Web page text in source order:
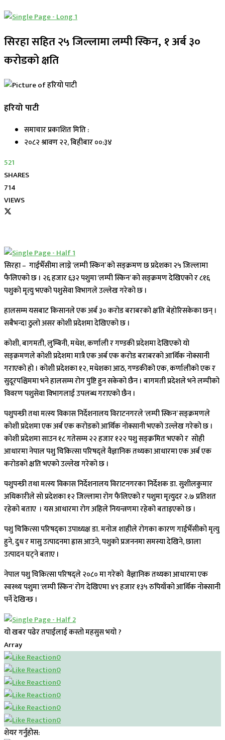
सिरहा सहित २५ जिल्लामा लम्पी स्किन, १ अर्ब ३०
करोडको क्षति
हरियो पाटी
समाचार प्रकाशित मिति :
२०८२ श्रावण २२, बिहीबार ००:३४
521
SHARES
714
VIEWS
सिरहा – गाईभैँसीमा लाग्ने ‘लम्पी स्किन’ को सङ्क्रमण छ प्रदेशका २५ जिल्लामा
फैलिएको छ । २६ हजार ६३२ पशुमा ‘लम्पी स्किन’ को सङ्क्रमण देखिएको र ८१६
पशुको मृत्यु भएको पशुसेवा विभागले उल्लेख गरेको छ ।
हालसम्म यसबाट किसानले एक अर्ब ३० करोड बराबरको क्षति बेहोरिसकेका छन् ।
सबैभन्दा ठुलो असर कोशी प्रदेशमा देखिएको छ ।
कोशी, बागमती, लुम्बिनी, मधेश, कर्णाली र गण्डकी प्रदेशमा देखिएको यो
सङ्क्रमणले कोशी प्रदेशमा मात्रै एक अर्ब एक करोड बराबरको आर्थिक नोक्सानी
गराएको हो । कोशी प्रदेशका १२, मधेशका आठ, गण्डकीको एक, कर्णालीको एक र
सुदूरपश्चिममा भने हालसम्म रोग पुष्टि हुन सकेको छैन । बागमती प्रदेशले भने लम्पीको
विवरण पशुसेवा विभागलाई उपलब्ध गराएको छैन ।
पशुपन्छी तथा मत्स्य विकास निर्देशनालय विराटनगरले ‘लम्पी स्किन’ सङ्क्रमणले
कोशी प्रदेशमा एक अर्ब एक करोडको आर्थिक नोक्सानी भएको उल्लेख गरेको छ ।
कोशी प्रदेशमा साउन १८ गतेसम्म २२ हजार १२२ पशु सङ्क्रमित भएको र सोही
आधारमा नेपाल पशु चिकित्सा परिषद्ले वैज्ञानिक तथ्यका आधारमा एक अर्ब एक
करोडको क्षति भएको उल्लेख गरेको छ ।
पशुपन्छी तथा मत्स्य विकास निर्देशनालय विराटनगरका निर्देशक डा. सुशीलकुमार
अधिकारीले सो प्रदेशका १२ जिल्लामा रोग फैलिएको र पशुमा मृत्युदर २.७ प्रतिशत
रहेको बताए । यस आधारमा रोग अहिले नियन्त्रणमा रहेको बताइएको छ ।
पशु चिकित्सा परिषद्का उपाध्यक्ष डा. मनोज शाहीले रोगका कारण गाईभैँसीको मृत्यु
हुने, दुध र मासु उत्पादनमा ह्रास आउने, पशुको प्रजननमा समस्या देखिने, छाला
उत्पादन घट्ने बताए ।
नेपाल पशु चिकित्सा परिषद्ले २०८० मा गरेको वैज्ञानिक तथ्यका आधारमा एक
स्वस्थ्य पशुमा ‘लम्पी स्किन’ रोग देखिएमा ४९ हजार १३५ रुपियाँको आर्थिक नोक्सानी
पर्ने देखिन्छ ।
यो खबर पढेर तपाईलाई कस्तो महसुस भयो ?
Array
0
0
0
0
0
0
शेयर गर्नुहोस: